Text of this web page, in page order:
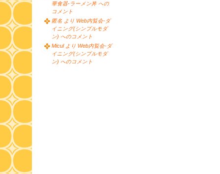
華食器-ラーメン丼 への
コメント
匿名 より Web内覧会-ダ
イニング(シンプルモダ
ン) へのコメント
Micul より Web内覧会-ダ
イニング(シンプルモダ
ン) へのコメント